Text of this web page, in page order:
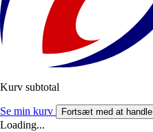
Kurv subtotal
Se min kurv Fortsæt med at handle
Loading...